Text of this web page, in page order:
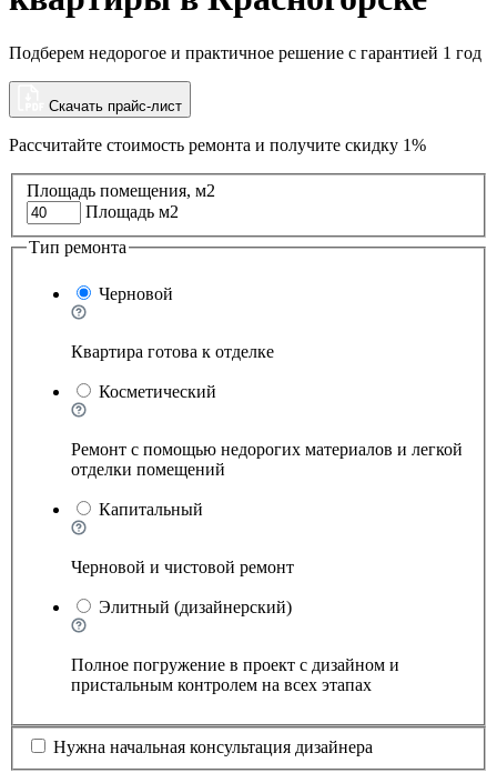
Подберем недорогое и практичное решение с гарантией 1 год
Скачать прайс-лист
Рассчитайте стоимость ремонта и получите скидку 1%
Площадь помещения, м2
Площадь м2
Тип ремонта
Черновой
Квартира готова к отделке
Косметический
Ремонт с помощью недорогих материалов и легкой
отделки помещений
Капитальный
Черновой и чистовой ремонт
Элитный (дизайнерский)
Полное погружение в проект с дизайном и
пристальным контролем на всех этапах
Нужна начальная консультация дизайнера